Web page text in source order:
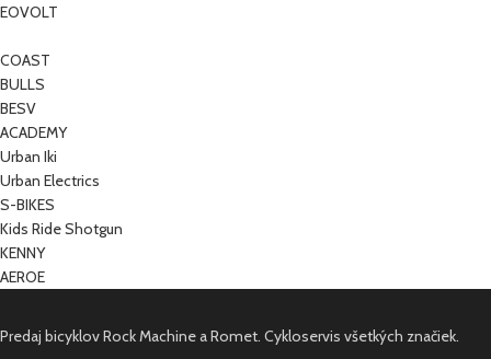
EOVOLT
COAST
BULLS
BESV
ACADEMY
Urban Iki
Urban Electrics
S-BIKES
Kids Ride Shotgun
KENNY
AEROE
Predaj bicyklov Rock Machine a Romet. Cykloservis všetkých značiek.